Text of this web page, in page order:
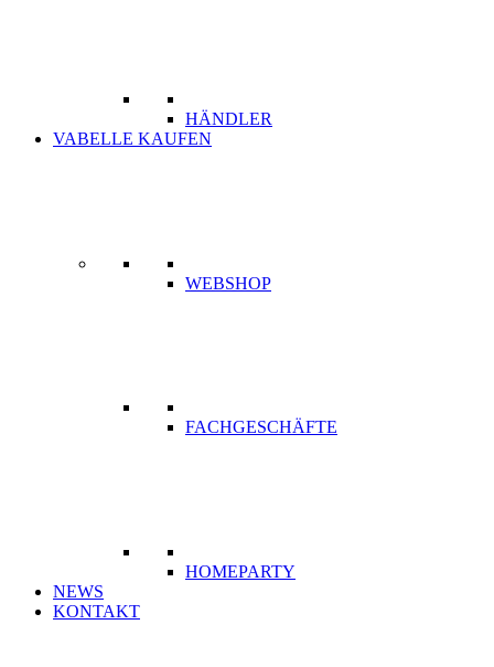
HÄNDLER
VABELLE KAUFEN
WEBSHOP
FACHGESCHÄFTE
HOMEPARTY
NEWS
KONTAKT